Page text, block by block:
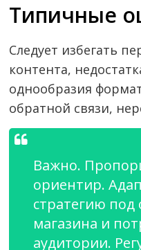
Типичные
Следует избегать
контента,
однообразия
обратной связи,
Важно.
ориентир.
стратегию под
магазина и
аудитории.